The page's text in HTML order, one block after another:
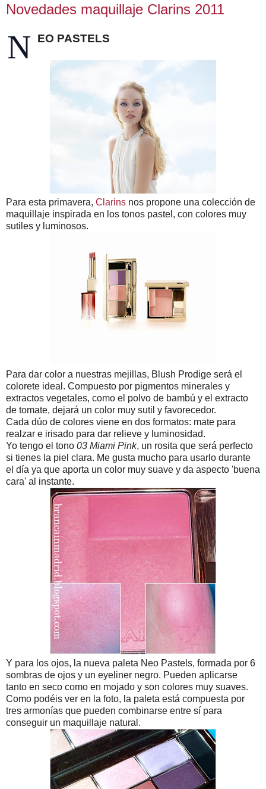
Novedades maquillaje Clarins 2011
N EO PASTELS
Para esta primavera, Clarins nos propone una colección de
maquillaje inspirada en los tonos pastel, con colores muy
sutiles y luminosos.
Para dar color a nuestras mejillas, Blush Prodige será el
colorete ideal. Compuesto por pigmentos minerales y
extractos vegetales, como el polvo de bambú y el extracto
de tomate, dejará un color muy sutil y favorecedor.
Cada dúo de colores viene en dos formatos: mate para
realzar e irisado para dar relieve y luminosidad.
Yo tengo el tono 03 Miami Pink, un rosita que será perfecto
si tienes la piel clara. Me gusta mucho para usarlo durante
el día ya que aporta un color muy suave y da aspecto 'buena
cara' al instante.
Y para los ojos, la nueva paleta Neo Pastels, formada por 6
sombras de ojos y un eyeliner negro. Pueden aplicarse
tanto en seco como en mojado y son colores muy suaves.
Como podéis ver en la foto, la paleta está compuesta por
tres armonías que pueden combinarse entre sí para
conseguir un maquillaje natural.